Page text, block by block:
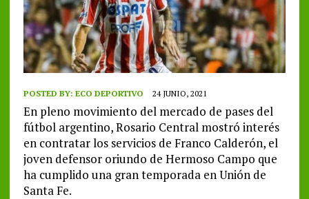
POSTED BY: ECO DEPORTIVO 24 JUNIO, 2021
En pleno movimiento del mercado de pases del
fútbol argentino, Rosario Central mostró interés
en contratar los servicios de Franco Calderón, el
joven defensor oriundo de Hermoso Campo que
ha cumplido una gran temporada en Unión de
Santa Fe.